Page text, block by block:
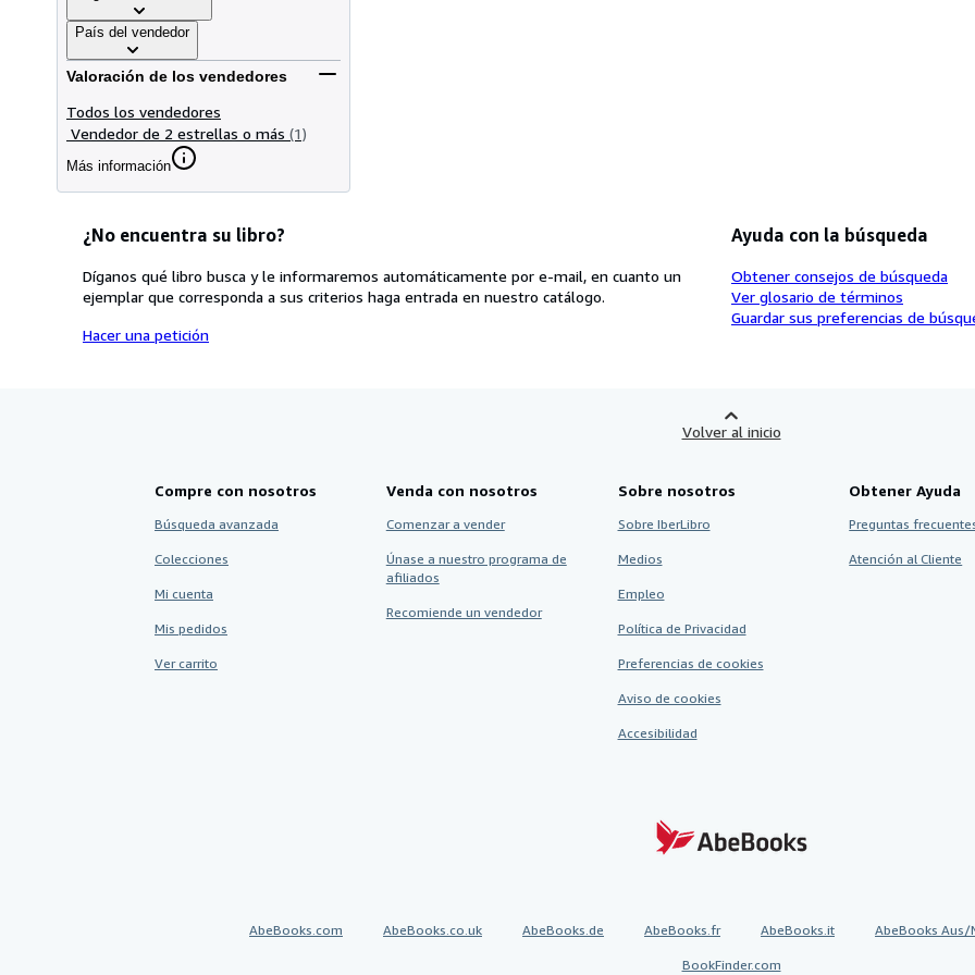
País del vendedor
Valoración de los vendedores
Todos los vendedores
Vendedor de 2 estrellas o más (1)
Más información
¿No encuentra su libro?
Díganos qué libro busca y le informaremos automáticamente por e-mail, en cuanto un
ejemplar que corresponda a sus criterios haga entrada en nuestro catálogo.
Hacer una petición
Ayuda con la búsqueda
Obtener consejos de búsqueda
Ver glosario de términos
Guardar sus preferencias de
Volver al inicio
Compre con nosotros
Búsqueda avanzada
Colecciones
Mi cuenta
Mis pedidos
Ver carrito
Venda con nosotros
Comenzar a vender
Únase a nuestro programa de
afiliados
Recomiende un vendedor
Sobre nosotros
Sobre IberLibro
Medios
Empleo
Política de Privacidad
Preferencias de cookies
Aviso de cookies
Accesibilidad
Obtener Ayuda
Preguntas
Atención al Cliente
AbeBooks.com AbeBooks.co.uk AbeBooks.de AbeBooks.fr AbeBooks.it AbeBooks Aus/
BookFinder.com